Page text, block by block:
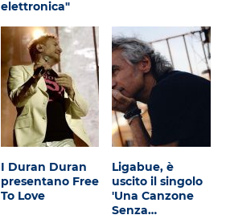
elettronica"
I Duran Duran
presentano Free
To Love
Ligabue, è
uscito il singolo
'Una Canzone
Senza…